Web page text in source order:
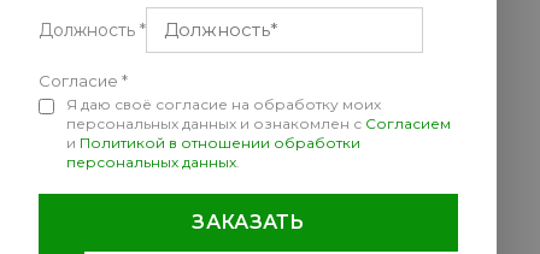
Должность *
Согласие *
Я даю своё согласие на обработку моих
персональных данных и ознакомлен с Согласием
и Политикой в отношении обработки
персональных данных
ЗАКАЗАТЬ